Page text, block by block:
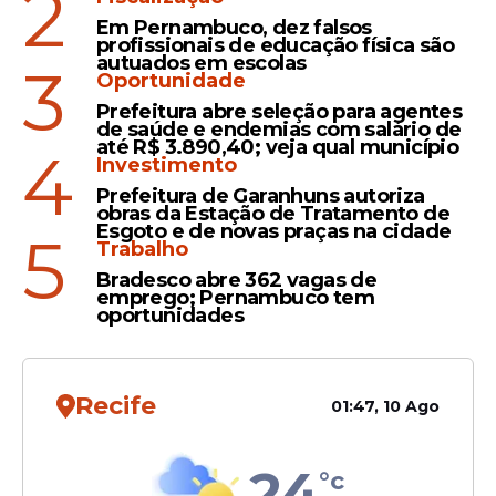
Oportunidade
Neoenergia abre dezenas
de vagas em curso para
eletricistas em
Pernambuco; veja como
participar
Em Pernambuco, dez falsos
profissionais de educação física são
autuados em escolas
3
Oportunidade
Prefeitura abre seleção para agentes
de saúde e endemias com salário de
até R$ 3.890,40; veja qual município
4
Investimento
Prefeitura de Garanhuns autoriza
obras da Estação de Tratamento de
Esgoto e de novas praças na cidade
5
Trabalho
Bradesco abre 362 vagas de
emprego; Pernambuco tem
oportunidades
Recife 01:47, 10 Ago
°c